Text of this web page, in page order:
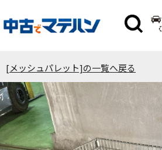
[メッシュパレット]の一覧へ戻る